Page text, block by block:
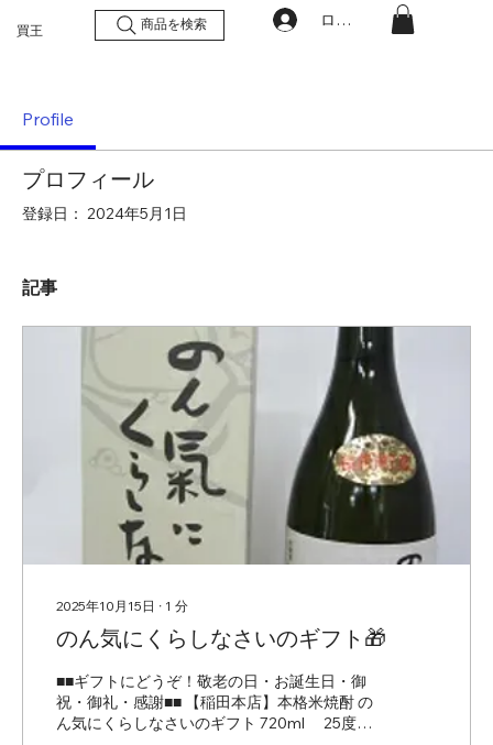
買王 商品を検索 ログイン
Profile
プロフィール
登録日： 2024年5月1日
記事
2025年10月15日 ∙ 1 分
のん気にくらしなさいのギフト🎁
■■ギフトにどうぞ！敬老の日・お誕生日・御
祝・御礼・感謝■■ 【稲田本店】本格米焼酎 の
ん気にくらしなさいのギフト 720ml 25度